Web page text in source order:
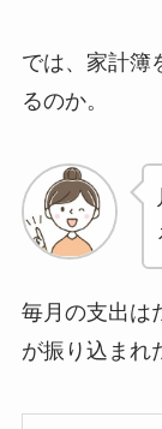
では、家計簿
るのか。
毎月の支出は
が振り込まれ